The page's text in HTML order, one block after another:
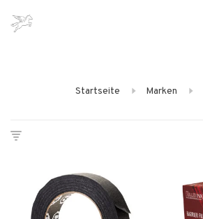
Startseite Marken